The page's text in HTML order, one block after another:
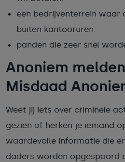
een bedrijventerrein waar
buiten kantooruren.
panden die zeer snel
Anoniem
Misdaad
Weet jij iets over criminele
gezien of herken je iemand
waardevolle informatie die
daders worden opgespoord